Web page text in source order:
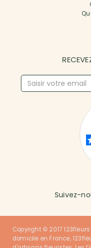
Suivez-
Copyright © 2017
domicile en France,